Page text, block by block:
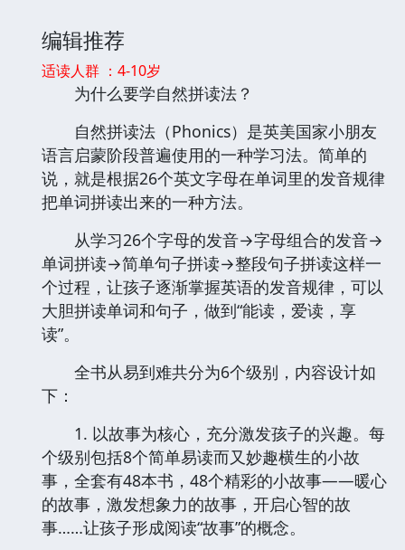
编辑推荐
适读人群 ：4-10岁
为什么要学自然拼读法？
自然拼读法（Phonics）是英美国家小朋友
语言启蒙阶段普遍使用的一种学习法。简单的
说，就是根据26个英文字母在单词里的发音规律
把单词拼读出来的一种方法。
从学习26个字母的发音→字母组合的发音→
单词拼读→简单句子拼读→整段句子拼读这样一
个过程，让孩子逐渐掌握英语的发音规律，可以
大胆拼读单词和句子，做到“能读，爱读，享
读”。
全书从易到难共分为6个级别，内容设计如
下：
1. 以故事为核心，充分激发孩子的兴趣。每
个级别包括8个简单易读而又妙趣横生的小故
事，全套有48本书，48个精彩的小故事——暖心
的故事，激发想象力的故事，开启心智的故
事……让孩子形成阅读“故事”的概念。